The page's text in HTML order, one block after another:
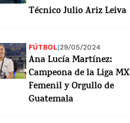
Técnico Julio Ariz Leiva
FÚTBOL|29/05/2024
Ana Lucía Martínez:
Campeona de la Liga MX
Femenil y Orgullo de
Guatemala